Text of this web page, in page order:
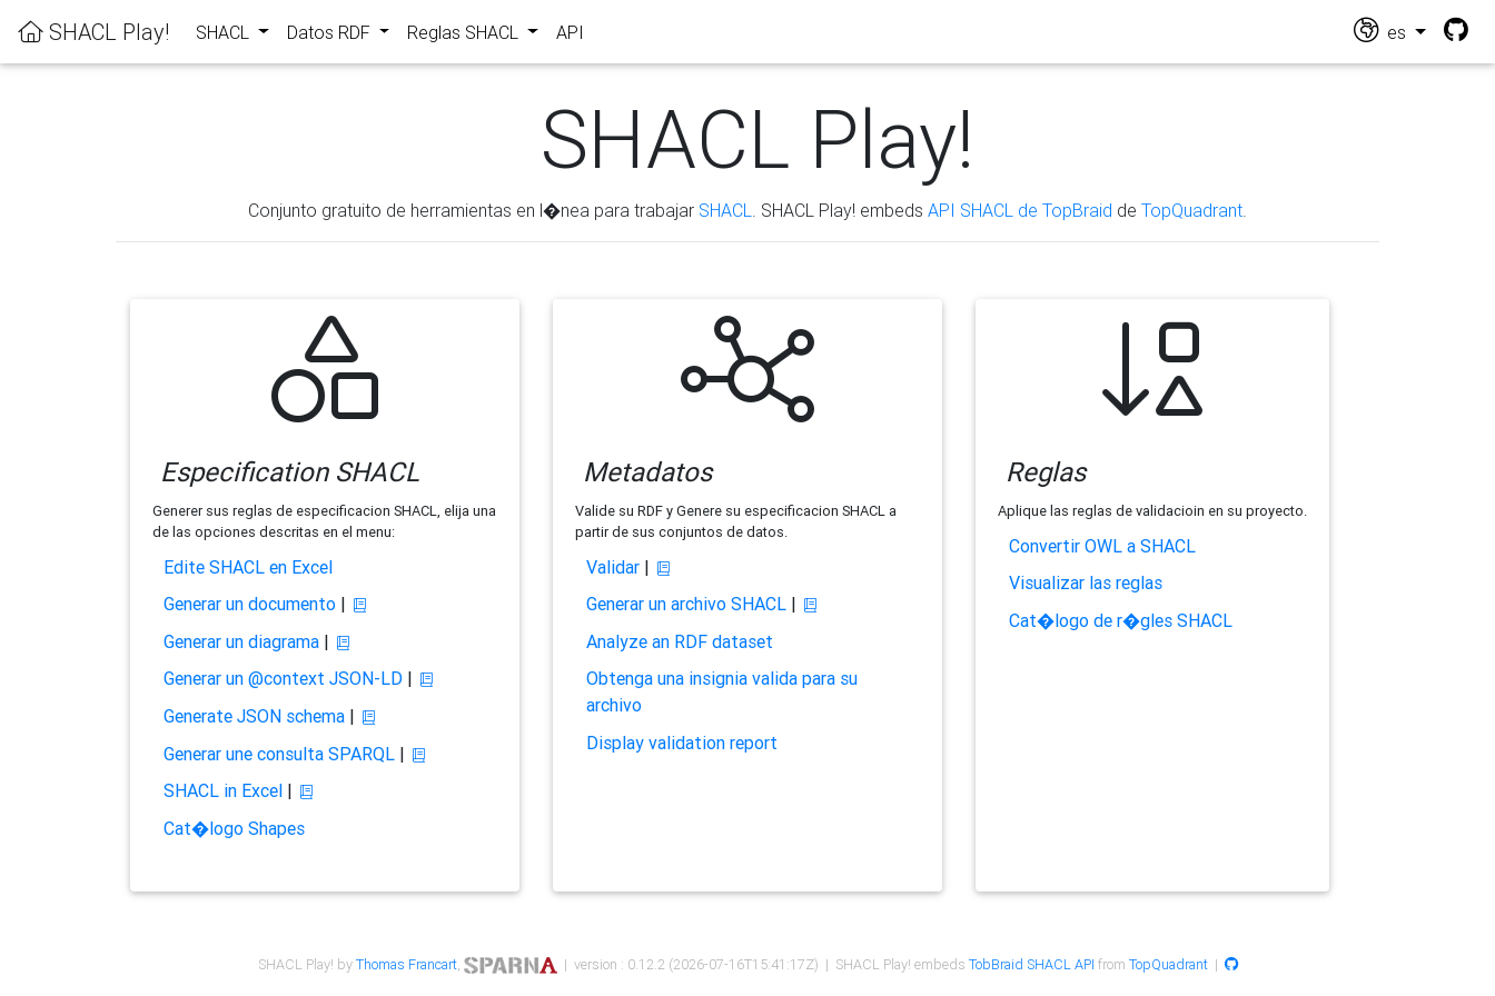
SHACL Play! SHACL Datos RDF Reglas SHACL API es
SHACL Play!
Conjunto gratuito de herramientas en l�nea para trabajar SHACL . SHACL Play! embeds API SHACL de TopBraid de TopQuadrant
Especification SHACL
Generer sus reglas de especificacion SHACL, elija una
de las opciones descritas en el menu:
Edite SHACL en Excel
Generar un documento|
Generar un diagrama|
Generar un @context JSON-LD|
Generate JSON schema|
Generar une consulta SPARQL|
SHACL in Excel|
Cat�logo Shapes
Metadatos
Valide su RDF y Genere su especificacion SHACL a
partir de sus conjuntos de datos.
Validar|
Generar un archivo SHACL|
Analyze an RDF dataset
Obtenga una insignia valida para su
archivo
Display validation report
Reglas
Aplique las reglas de validacioin en su proyecto.
Convertir OWL a SHACL
Visualizar las reglas
Cat�logo de r�gles SHACL
SHACL Play! byThomas Francart, | version : 0.12.2 (2026-07-16T15:41:17Z) | SHACL Play! embeds TobBraid SHACL API from TopQuadrant|